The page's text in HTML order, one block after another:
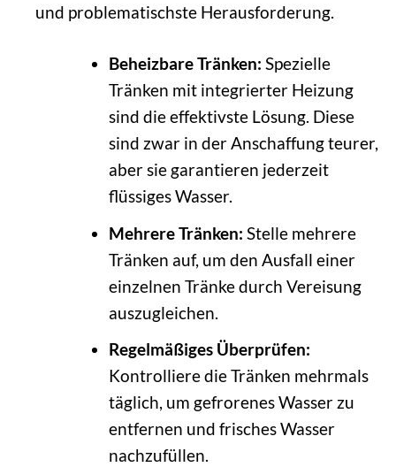
und problematischste Herausforderung.
Beheizbare Tränken: Spezielle
Tränken mit integrierter Heizung
sind die effektivste Lösung. Diese
sind zwar in der Anschaffung teurer,
aber sie garantieren jederzeit
flüssiges Wasser.
Mehrere Tränken: Stelle mehrere
Tränken auf, um den Ausfall einer
einzelnen Tränke durch Vereisung
auszugleichen.
Regelmäßiges Überprüfen:
Kontrolliere die Tränken mehrmals
täglich, um gefrorenes Wasser zu
entfernen und frisches Wasser
nachzufüllen.